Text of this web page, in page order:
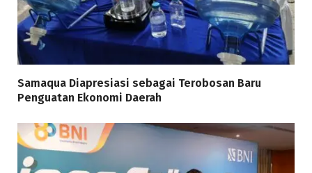
Samaqua Diapresiasi sebagai Terobosan Baru
Penguatan Ekonomi Daerah